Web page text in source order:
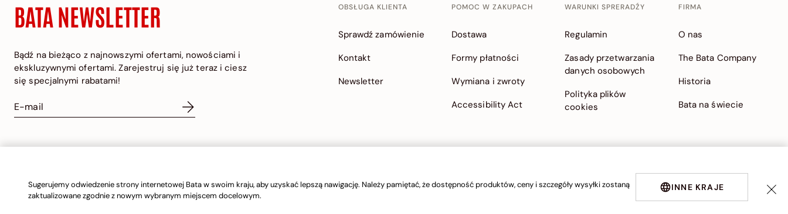
Sugerujemy odwiedzenie strony internetowej Bata w swoim kraju, aby uzyskać lepszą nawigację. Należy pamiętać, że dostępność produktów, ceny i szczegóły wysyłki zostaną
zaktualizowane zgodnie z nowym wybranym miejscem docelowym.
INNE KRAJE
BATA NEWSLETTER
Bądź na bieżąco z najnowszymi ofertami, nowościami i
ekskluzywnymi ofertami. Zarejestruj się już teraz i ciesz
się specjalnymi rabatami!
OBSŁUGA KLIENTA
Sprawdź zamówienie
Kontakt
Newsletter
POMOC W ZAKUPACH
Dostawa
Formy płatności
Wymiana i zwroty
Accessibility Act
WARUNKI SPRERADŹY
Regulamin
Zasady przetwarzania
danych osobowych
Polityka plików
cookies
FIRMA
O nas
The Bata Company
Historia
Bata na świecie